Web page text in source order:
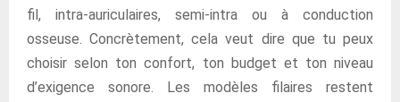
fil, intra-auriculaires, semi-intra ou à conduction
osseuse. Concrètement, cela veut dire que tu peux
choisir selon ton confort, ton budget et ton niveau
d’exigence sonore. Les modèles filaires restent